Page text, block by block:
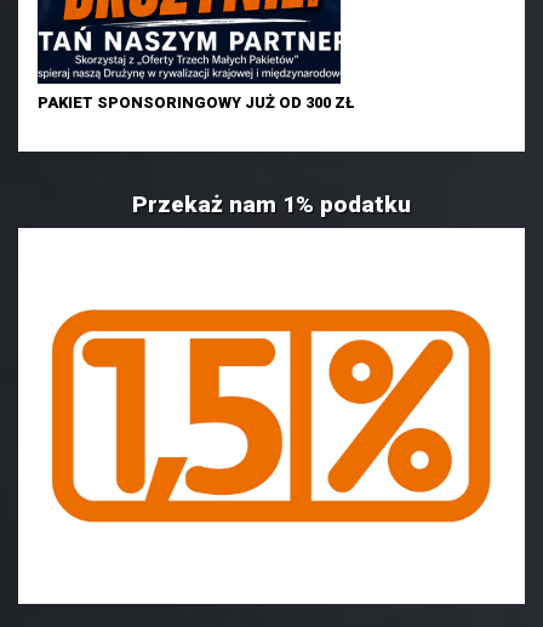
PAKIET SPONSORINGOWY JUŻ OD 300 ZŁ
Przekaż nam 1% podatku